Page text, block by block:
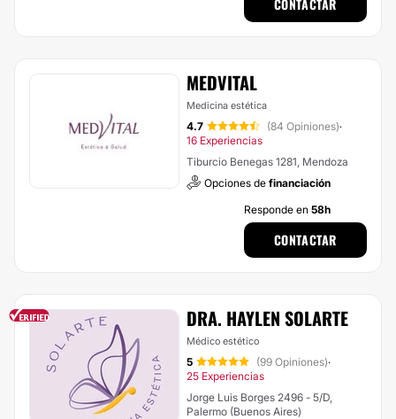
CONTACTAR
MEDVITAL
Medicina estética
4.7 (84 Opiniones)·
16 Experiencias
Tiburcio Benegas 1281, Mendoza
Opciones de financiación
Responde en 58h
CONTACTAR
DRA. HAYLEN SOLARTE
Médico estético
5 (99 Opiniones)·
25 Experiencias
Jorge Luis Borges 2496 - 5/D,
Palermo (Buenos Aires)